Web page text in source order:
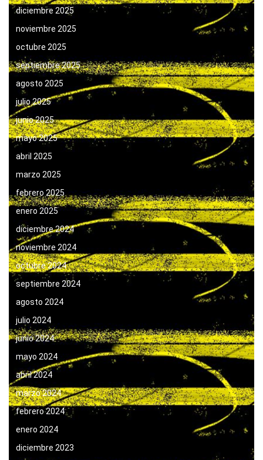
diciembre 2025
noviembre 2025
octubre 2025
septiembre 2025
agosto 2025
julio 2025
junio 2025
mayo 2025
abril 2025
marzo 2025
febrero 2025
enero 2025
diciembre 2024
noviembre 2024
octubre 2024
septiembre 2024
agosto 2024
julio 2024
junio 2024
mayo 2024
abril 2024
marzo 2024
febrero 2024
enero 2024
diciembre 2023